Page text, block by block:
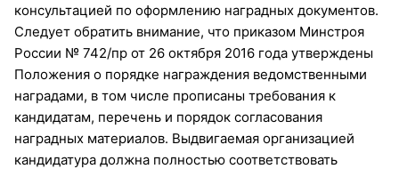
консультацией по оформлению наградных документов.
Следует обратить внимание, что приказом Минстроя
России № 742/пр от 26 октября 2016 года утверждены
Положения о порядке награждения ведомственными
наградами, в том числе прописаны требования к
кандидатам, перечень и порядок согласования
наградных материалов. Выдвигаемая организацией
кандидатура должна полностью соответствовать